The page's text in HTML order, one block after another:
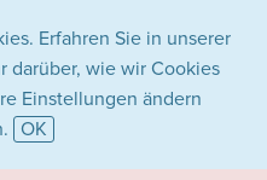
Erfahren Sie in unserer
darüber, wie wir Cookies
Einstellungen ändern
OK